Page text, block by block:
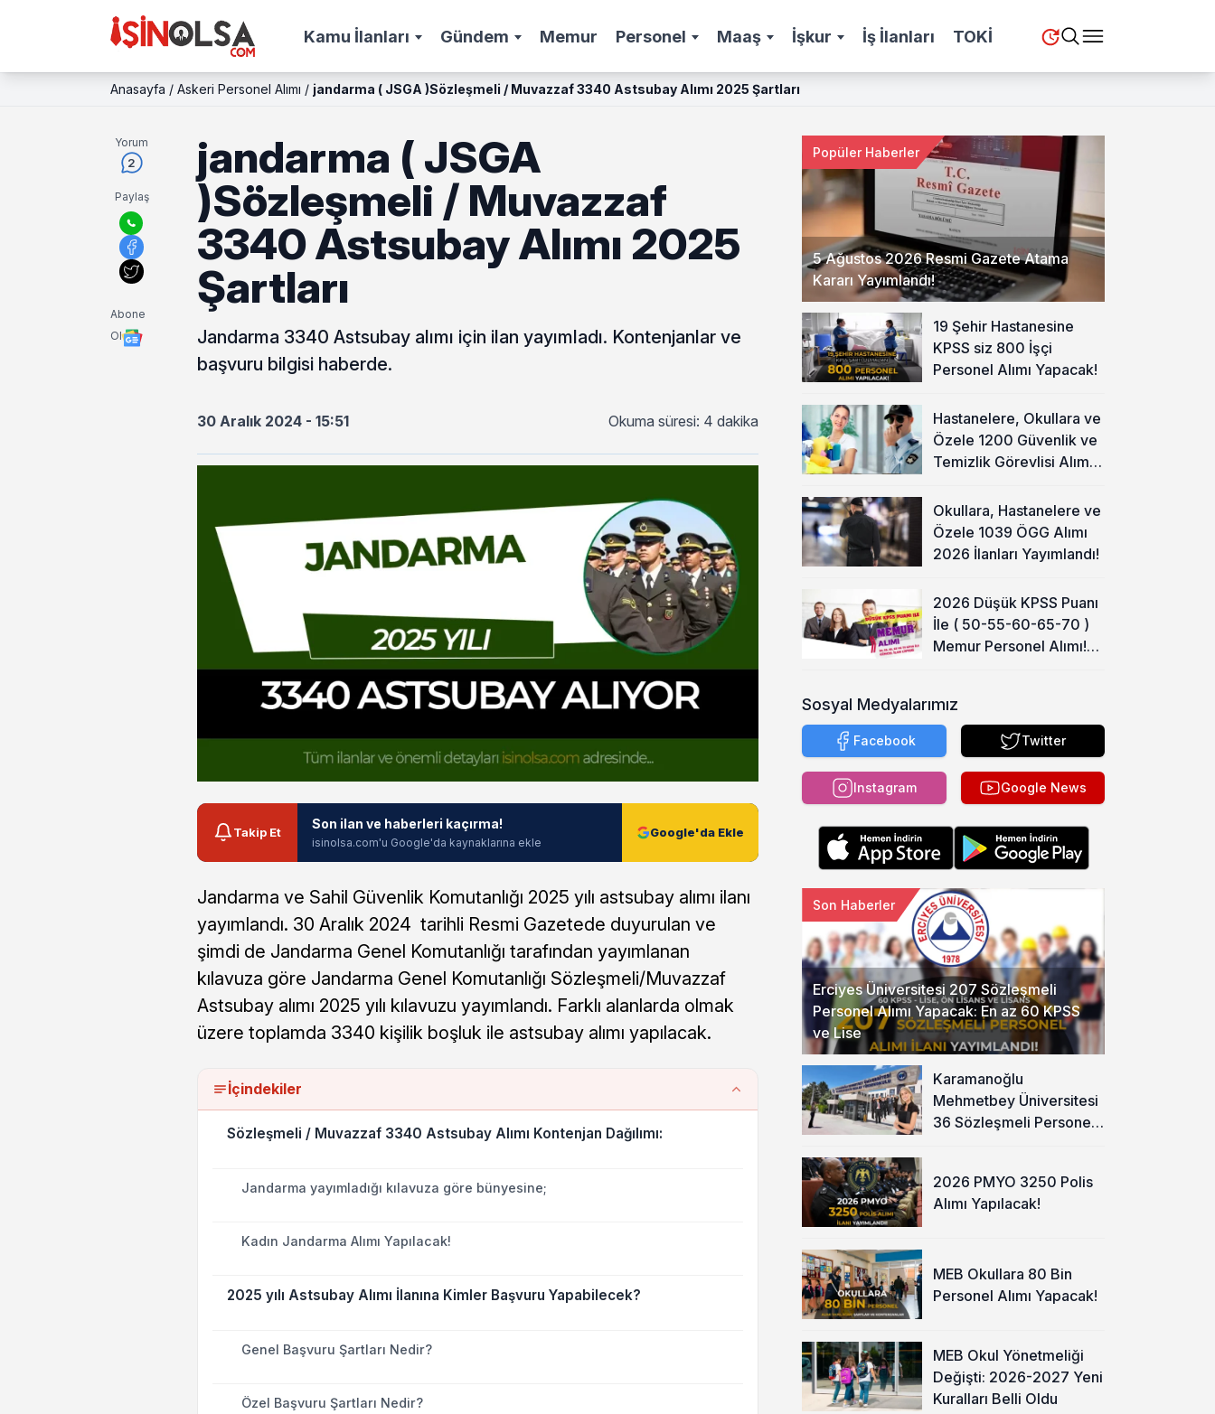
Kamu İlanları Gündem Memur Personel Maaş İşkur İş İlanları TOKİ
Anasayfa / Askeri Personel Alımı / jandarma ( JSGA )Sözleşmeli / Muvazzaf 3340 Astsubay Alımı 2025 Şartları
Yorum
2
Paylaş
Abone
Ol
jandarma ( JSGA
)Sözleşmeli / Muvazzaf
3340 Astsubay Alımı 2025
Şartları
Jandarma 3340 Astsubay alımı için ilan yayımladı. Kontenjanlar ve
başvuru bilgisi haberde.
30 Aralık 2024 - 15:51 Okuma süresi: 4 dakika
Takip Et
Son ilan ve haberleri kaçırma!
isinolsa.com'u Google'da kaynaklarına ekle
Google'da Ekle
Jandarma ve Sahil Güvenlik Komutanlığı 2025 yılı astsubay alımı ilanı
yayımlandı. 30 Aralık 2024 tarihli Resmi Gazetede duyurulan ve
şimdi de Jandarma Genel Komutanlığı tarafından yayımlanan
kılavuza göre Jandarma Genel Komutanlığı Sözleşmeli/Muvazzaf
Astsubay alımı 2025 yılı kılavuzu yayımlandı. Farklı alanlarda olmak
üzere toplamda 3340 kişilik boşluk ile astsubay alımı yapılacak.
İçindekiler
Sözleşmeli / Muvazzaf 3340 Astsubay Alımı Kontenjan Dağılımı:
Jandarma yayımladığı kılavuza göre bünyesine;
Kadın Jandarma Alımı Yapılacak!
2025 yılı Astsubay Alımı İlanına Kimler Başvuru Yapabilecek?
Genel Başvuru Şartları Nedir?
Özel Başvuru Şartları Nedir?
5 Ağustos 2026 Resmi Gazete Atama
Kararı Yayımlandı!
Popüler Haberler
19 Şehir Hastanesine
KPSS siz 800 İşçi
Personel Alımı Yapacak!
Hastanelere, Okullara ve
Özele 1200 Güvenlik ve
Temizlik Görevlisi Alımı
Okullara, Hastanelere ve
Özele 1039 ÖGG Alımı
2026 İlanları Yayımlandı!
2026 Düşük KPSS Puanı
İle ( 50-55-60-65-70 )
Memur Personel Alımı!
Sosyal Medyalarımız
Facebook Twitter
Instagram Google News
Erciyes Üniversitesi 207 Sözleşmeli
Personel Alımı Yapacak: En az 60 KPSS
ve Lise
Son Haberler
Karamanoğlu
Mehmetbey Üniversitesi
36 Sözleşmeli Personel
2026 PMYO 3250 Polis
Alımı Yapılacak!
MEB Okullara 80 Bin
Personel Alımı Yapacak!
MEB Okul Yönetmeliği
Değişti: 2026-2027 Yeni
Kuralları Belli Oldu